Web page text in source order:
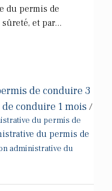
du permis de
et par...
de conduire 3
conduire 1 mois /
du permis de
du permis de
administrative du